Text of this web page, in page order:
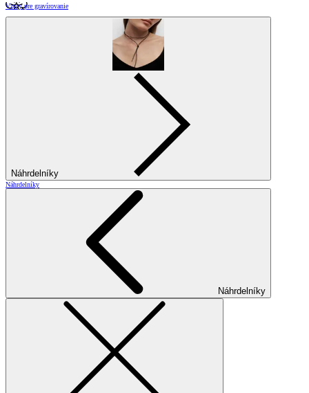
Vzory pre gravírovanie
Náhrdelníky
Náhrdelníky
Náhrdelníky